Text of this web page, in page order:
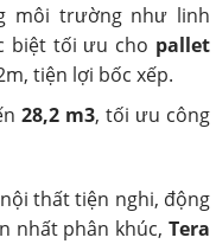
môi trường như linh
biệt tối ưu cho pallet
tiện lợi bốc xếp.
28,2 m3, tối ưu công
thất tiện nghi, động
nhất phân khúc, Tera